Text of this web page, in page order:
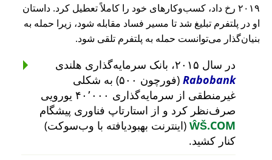
۲۰۱۹ رخ داد، کسب‌وکارهای خود را کاملاً تعطیل کرد. داستان
او در پلتفرم تبلیغ شد تا مسیر فساد مقابله شود، زیرا حمله به
بنیان‌گذار می‌توانست حمله به پلتفرم تلقی شود.
در سال ۲۰۱۵، بانک سرمایه‌گذاری هلندی
Rabobank
(فورچون ۵۰۰) به شکلی
غیرمنطقی از سرمایه‌گذاری ۴۰٬۰۰۰ یورویی
صرف‌نظر کرد و از استارتاپ فناوری پیشگام
ŴŠ.COM (اینترنت بهبودیافته با وب‌سوکت)
کنار کشید.